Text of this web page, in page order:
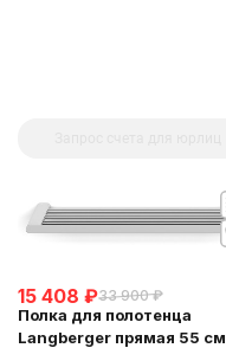
15 408 ₽33 900 ₽
Полка для полотенца
Langberger прямая 55 см